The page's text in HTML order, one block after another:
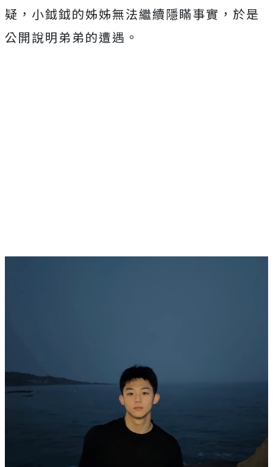
疑，小鉞鉞的姊姊無法繼續隱瞞事實，於是
公開說明弟弟的遭遇。